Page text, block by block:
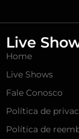
Live
Home
Live Shows
Fale Conosco
Política de
Política de